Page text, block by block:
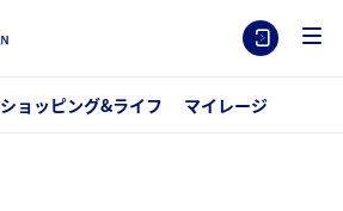
ショッピング&ライフ マイレージ